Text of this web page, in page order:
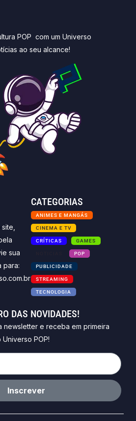
POP com um Universo
ao seu alcance!
sua
para:
CATEGORIAS
ANIMES E MANGÁS
CINEMA E TV
CRÍTICAS GAMES
POP
PUBLICIDADE
STREAMING
TECNOLOGIA
DAS NOVIDADES!
newsletter e receba em primeira
POP!
Inscrever